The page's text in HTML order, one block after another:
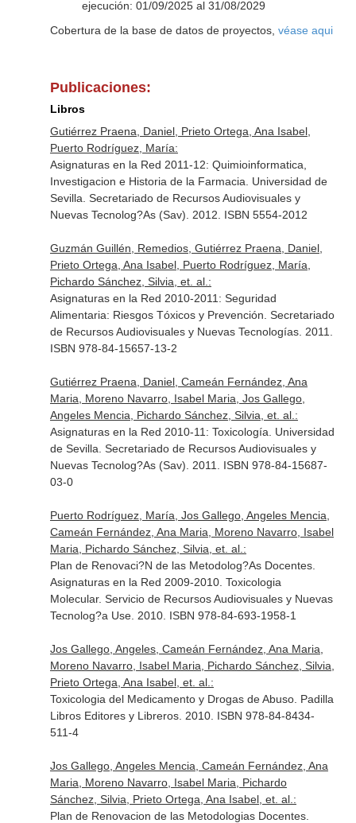
ejecución: 01/09/2025 al 31/08/2029
Cobertura de la base de datos de proyectos, véase aqui
Publicaciones:
Libros
Gutiérrez Praena, Daniel, Prieto Ortega, Ana Isabel,
Puerto Rodríguez, María:
Asignaturas en la Red 2011-12: Quimioinformatica,
Investigacion e Historia de la Farmacia. Universidad de
Sevilla. Secretariado de Recursos Audiovisuales y
Nuevas Tecnolog?As (Sav). 2012. ISBN 5554-2012
Guzmán Guillén, Remedios, Gutiérrez Praena, Daniel,
Prieto Ortega, Ana Isabel, Puerto Rodríguez, María,
Pichardo Sánchez, Silvia, et. al.:
Asignaturas en la Red 2010-2011: Seguridad
Alimentaria: Riesgos Tóxicos y Prevención. Secretariado
de Recursos Audiovisuales y Nuevas Tecnologías. 2011.
ISBN 978-84-15657-13-2
Gutiérrez Praena, Daniel, Cameán Fernández, Ana
Maria, Moreno Navarro, Isabel Maria, Jos Gallego,
Angeles Mencia, Pichardo Sánchez, Silvia, et. al.:
Asignaturas en la Red 2010-11: Toxicología. Universidad
de Sevilla. Secretariado de Recursos Audiovisuales y
Nuevas Tecnolog?As (Sav). 2011. ISBN 978-84-15687-
03-0
Puerto Rodríguez, María, Jos Gallego, Angeles Mencia,
Cameán Fernández, Ana Maria, Moreno Navarro, Isabel
Maria, Pichardo Sánchez, Silvia, et. al.:
Plan de Renovaci?N de las Metodolog?As Docentes.
Asignaturas en la Red 2009-2010. Toxicologia
Molecular. Servicio de Recursos Audiovisuales y Nuevas
Tecnolog?a Use. 2010. ISBN 978-84-693-1958-1
Jos Gallego, Angeles, Cameán Fernández, Ana Maria,
Moreno Navarro, Isabel Maria, Pichardo Sánchez, Silvia,
Prieto Ortega, Ana Isabel, et. al.:
Toxicologia del Medicamento y Drogas de Abuso. Padilla
Libros Editores y Libreros. 2010. ISBN 978-84-8434-
511-4
Jos Gallego, Angeles Mencia, Cameán Fernández, Ana
Maria, Moreno Navarro, Isabel Maria, Pichardo
Sánchez, Silvia, Prieto Ortega, Ana Isabel, et. al.:
Plan de Renovacion de las Metodologias Docentes.